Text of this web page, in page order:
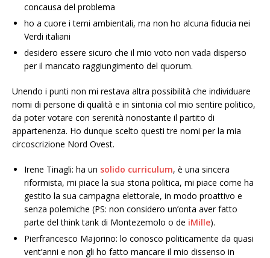
concausa del problema
ho a cuore i temi ambientali, ma non ho alcuna fiducia nei
Verdi italiani
desidero essere sicuro che il mio voto non vada disperso
per il mancato raggiungimento del quorum.
Unendo i punti non mi restava altra possibilità che individuare
nomi di persone di qualità e in sintonia col mio sentire politico,
da poter votare con serenità nonostante il partito di
appartenenza. Ho dunque scelto questi tre nomi per la mia
circoscrizione Nord Ovest.
Irene Tinagli: ha un solido curriculum, è una sincera
riformista, mi piace la sua storia politica, mi piace come ha
gestito la sua campagna elettorale, in modo proattivo e
senza polemiche (PS: non considero un’onta aver fatto
parte del think tank di Montezemolo o de iMille).
Pierfrancesco Majorino: lo conosco politicamente da quasi
vent’anni e non gli ho fatto mancare il mio dissenso in